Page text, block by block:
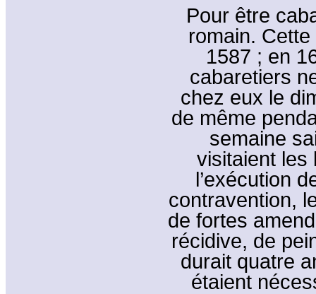
Pour être
romain.
1587 ; en
cabaretiers
chez eux le
de même
semaine
visitaient les
l’exécution
contravention,
de fortes
récidive, de
durait quatre
étaient